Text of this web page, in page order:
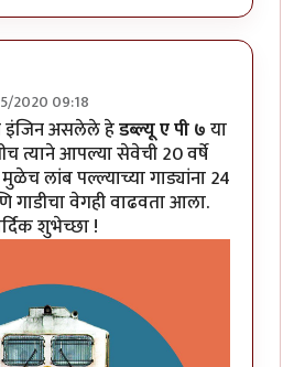
2020 09:18
इंजिन असलेले हेडब्ल्यू ए पी ७या
त्याने आपल्या सेवेची 20 वर्षे
लांब पल्ल्याच्या गाड्यांना 24
वेगही वाढवता आला.
शुभेच्छा !